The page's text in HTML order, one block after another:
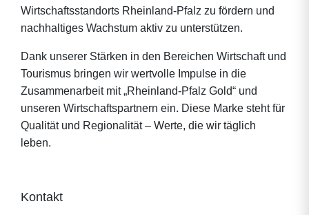
Wirtschaftsstandorts Rheinland-Pfalz zu fördern und
nachhaltiges Wachstum aktiv zu unterstützen.
Dank unserer Stärken in den Bereichen Wirtschaft und
Tourismus bringen wir wertvolle Impulse in die
Zusammenarbeit mit „Rheinland-Pfalz Gold“ und
unseren Wirtschaftspartnern ein. Diese Marke steht für
Qualität und Regionalität – Werte, die wir täglich
leben.
Kontakt